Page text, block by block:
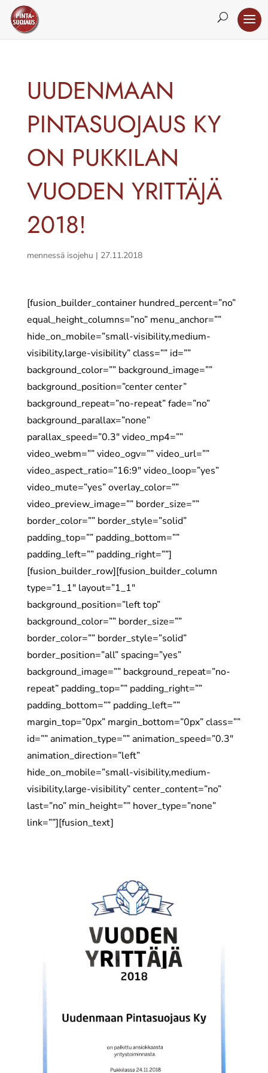
UUDENMAAN
PINTASUOJAUS KY
ON PUKKILAN
VUODEN YRITTÄJÄ
2018!
mennessä isojehu | 27.11.2018
[fusion_builder_container hundred_percent=”no”
equal_height_columns=”no” menu_anchor=””
hide_on_mobile=”small-visibility,medium-
visibility,large-visibility” class=”” id=””
background_color=”” background_image=””
background_position=”center center”
background_repeat=”no-repeat” fade=”no”
background_parallax=”none”
parallax_speed=”0.3″ video_mp4=””
video_webm=”” video_ogv=”” video_url=””
video_aspect_ratio=”16:9″ video_loop=”yes”
video_mute=”yes” overlay_color=””
video_preview_image=”” border_size=””
border_color=”” border_style=”solid”
padding_top=”” padding_bottom=””
padding_left=”” padding_right=””]
[fusion_builder_row][fusion_builder_column
type=”1_1″ layout=”1_1″
background_position=”left top”
background_color=”” border_size=””
border_color=”” border_style=”solid”
border_position=”all” spacing=”yes”
background_image=”” background_repeat=”no-
repeat” padding_top=”” padding_right=””
padding_bottom=”” padding_left=””
margin_top=”0px” margin_bottom=”0px” class=””
id=”” animation_type=”” animation_speed=”0.3″
animation_direction=”left”
hide_on_mobile=”small-visibility,medium-
visibility,large-visibility” center_content=”no”
last=”no” min_height=”” hover_type=”none”
link=””][fusion_text]